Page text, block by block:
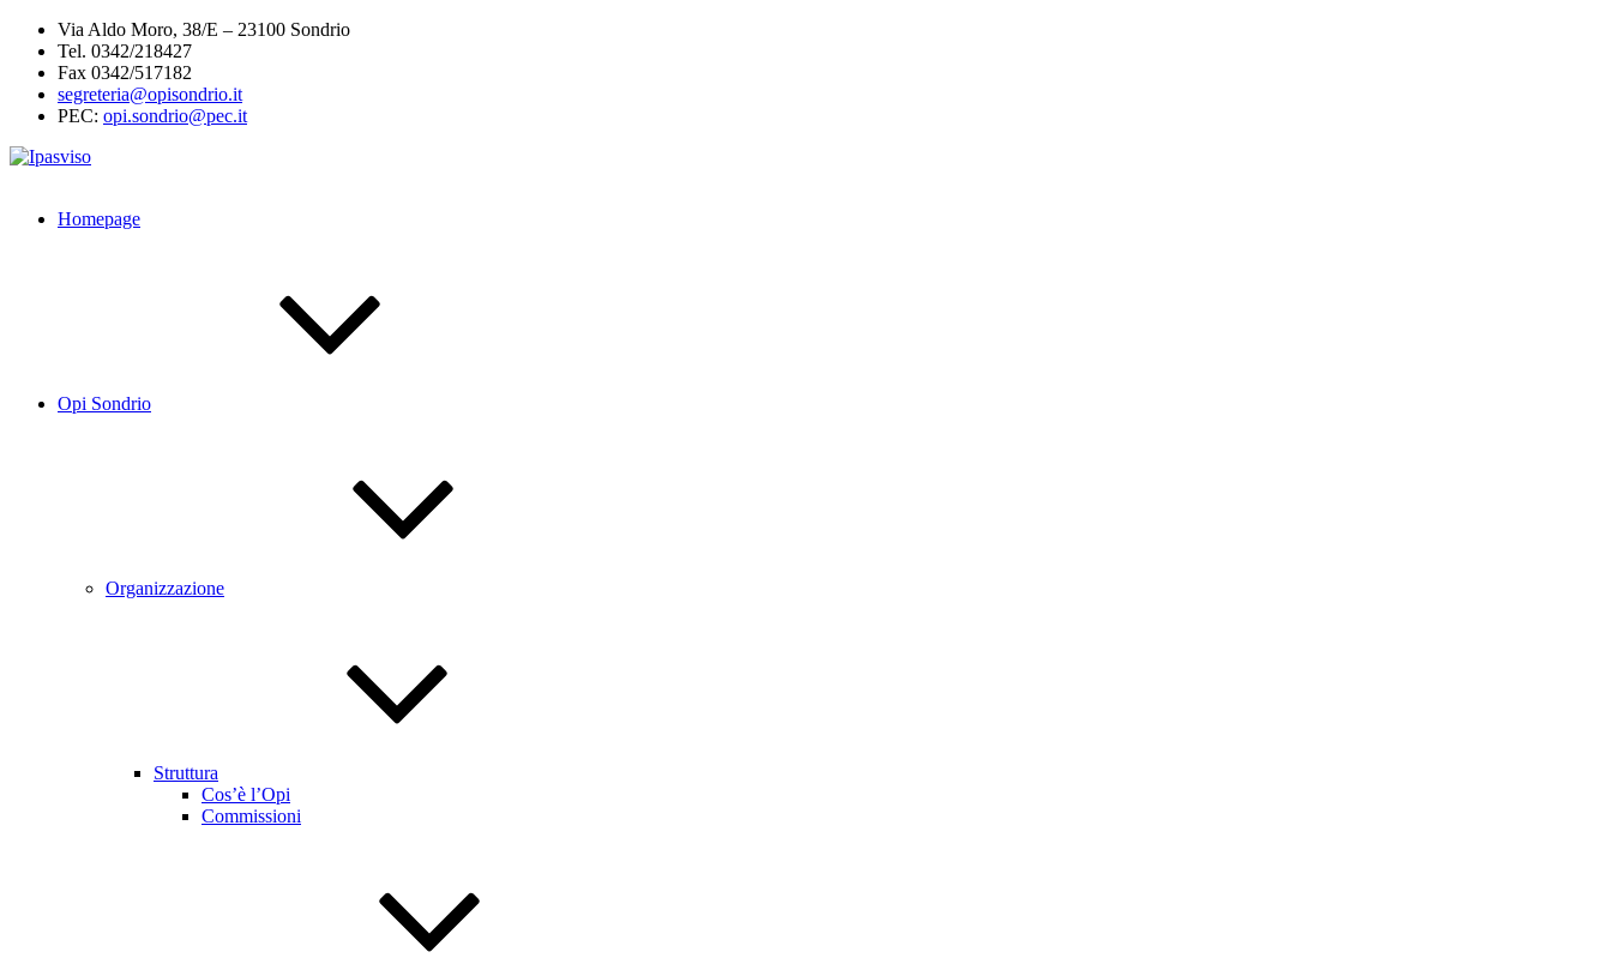
Salta
contenuto
Via Aldo Moro, 38/E – 23100 Sondrio
Tel. 0342/218427
Fax 0342/517182
segreteria@opisondrio.it
PEC: opi.sondrio@pec.it
Homepage
Opi Sondrio
Organizzazione
Struttura
Cos’è l’Opi
Commissioni